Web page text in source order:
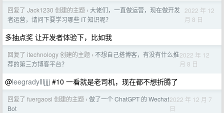
回复了 Jack1230 创建的主题 › 大佬们，一直做运营，现在做开发
者运营，请问下要学习哪些 IT 知识呢？
2022 年 12
月 8 日
多抽点奖 让开发者体验下，比如我
回复了 itechnology 创建的主题 › 不想自己搭博客，有没有什么推
荐的第三方博客平台？
2022 年 12
月 8 日
@leegradyllljjjj #10 一看就是老司机，现在都不想折腾了
回复了 fuergaosi 创建的主题 › 做了一个 ChatGPT 的 Wechat
Bot
2022 年 12 月 7
日